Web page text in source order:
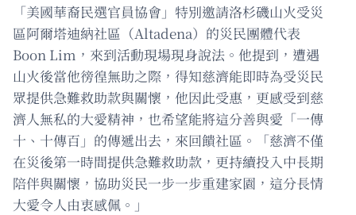
「美國華裔民選官員協會」特別邀請洛杉磯山火受災
區阿爾塔迪納社區（Altadena）的災民團體代表
Boon Lim，來到活動現場現身說法。他提到，遭遇
山火後當他徬徨無助之際，得知慈濟能即時為受災民
眾提供急難救助款與關懷，他因此受惠，更感受到慈
濟人無私的大愛精神，也希望能將這分善與愛「一傳
十、十傳百」的傳遞出去，來回饋社區。「慈濟不僅
在災後第一時間提供急難救助款，更持續投入中長期
陪伴與關懷，協助災民一步一步重建家園，這分長情
大愛令人由衷感佩。」